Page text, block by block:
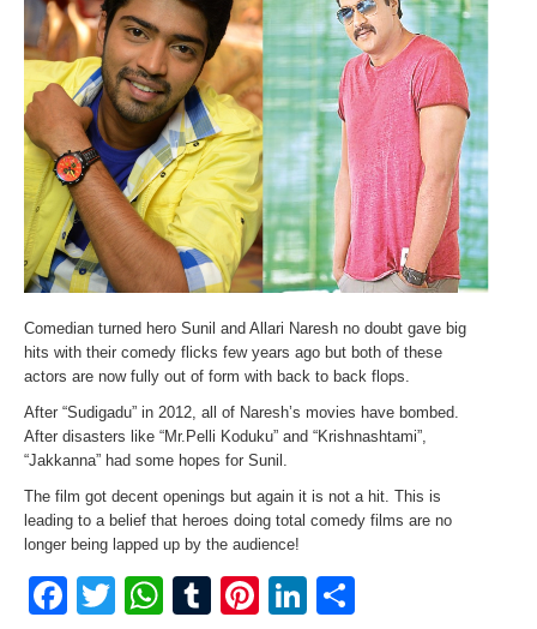
Comedian turned hero Sunil and Allari Naresh no doubt gave big
hits with their comedy flicks few years ago but both of these
actors are now fully out of form with back to back flops.
After “Sudigadu” in 2012, all of Naresh’s movies have bombed.
After disasters like “Mr.Pelli Koduku” and “Krishnashtami”,
“Jakkanna” had some hopes for Sunil.
The film got decent openings but again it is not a hit. This is
leading to a belief that heroes doing total comedy films are no
longer being lapped up by the audience!
Facebook
TwitterWhatsApp
TumblrPinterest
LinkedIn